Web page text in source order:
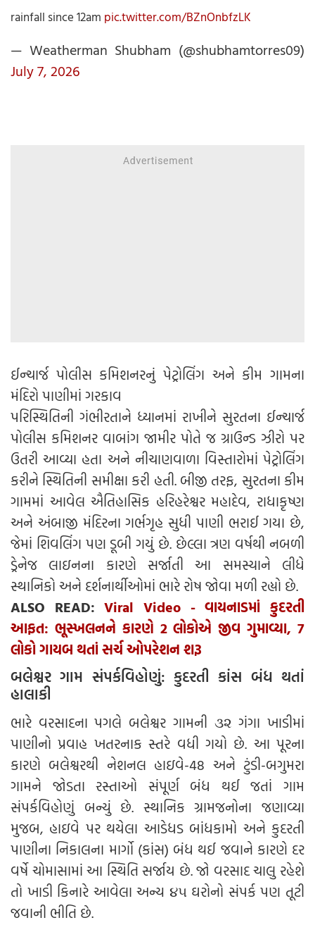
rainfall since 12am pic.twitter.com/BZnOnbfzLK
— Weatherman Shubham (@shubhamtorres09)
July 7, 2026
ઈન્ચાર્જ પોલીસ કમિશનરનું પેટ્રોલિંગ અને કીમ ગામના
મંદિરો પાણીમાં ગરકાવ
પરિસ્થિતિની ગંભીરતાને ધ્યાનમાં રાખીને સુરતના ઈન્ચાર્જ
પોલીસ કમિશનર વાબાંગ જામીર પોતે જ ગ્રાઉન્ડ ઝીરો પર
ઉતરી આવ્યા હતા અને નીચાણવાળા વિસ્તારોમાં પેટ્રોલિંગ
કરીને સ્થિતિની સમીક્ષા કરી હતી. બીજી તરફ, સુરતના કીમ
ગામમાં આવેલ ઐતિહાસિક હરિહરેશ્વર મહાદેવ, રાધાકૃષ્ણ
અને અંબાજી મંદિરના ગર્ભગૃહ સુધી પાણી ભરાઈ ગયા છે,
જેમાં શિવલિંગ પણ ડૂબી ગયું છે. છેલ્લા ત્રણ વર્ષથી નબળી
ડ્રેનેજ લાઇનના કારણે સર્જાતી આ સમસ્યાને લીધે
સ્થાનિકો અને દર્શનાર્થીઓમાં ભારે રોષ જોવા મળી રહ્યો છે.
ALSO READ:Viral Video - વાયનાડમાં કુદરતી
આફત: ભૂસ્ખલનને કારણે 2 લોકોએ જીવ ગુમાવ્યા, 7
લોકો ગાયબ થતાં સર્ચ ઓપરેશન શરૂ
બલેશ્વર ગામ સંપર્કવિહોણું: કુદરતી કાંસ બંધ થતાં
હાલાકી
ભારે વરસાદના પગલે બલેશ્વર ગામની ૩૨ ગંગા ખાડીમાં
પાણીનો પ્રવાહ ખતરનાક સ્તરે વધી ગયો છે. આ પૂરના
કારણે બલેશ્વરથી નેશનલ હાઇવે-48 અને ટુંડી-બગુમરા
ગામને જોડતા રસ્તાઓ સંપૂર્ણ બંધ થઈ જતાં ગામ
સંપર્કવિહોણું બન્યું છે. સ્થાનિક ગ્રામજનોના જણાવ્યા
મુજબ, હાઇવે પર થયેલા આડેધડ બાંધકામો અને કુદરતી
પાણીના નિકાલના માર્ગો (કાંસ) બંધ થઈ જવાને કારણે દર
વર્ષે ચોમાસામાં આ સ્થિતિ સર્જાય છે. જો વરસાદ ચાલુ રહેશે
તો ખાડી કિનારે આવેલા અન્ય ૪૫ ઘરોનો સંપર્ક પણ તૂટી
જવાની ભીતિ છે.